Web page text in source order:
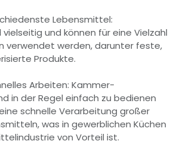
Lebensmittel:
und können für eine Vielzahl
verwendet werden, darunter feste,
Produkte.
Arbeiten: Kammer-
in der Regel einfach zu bedienen
schnelle Verarbeitung großer
was in gewerblichen Küchen
von Vorteil ist.